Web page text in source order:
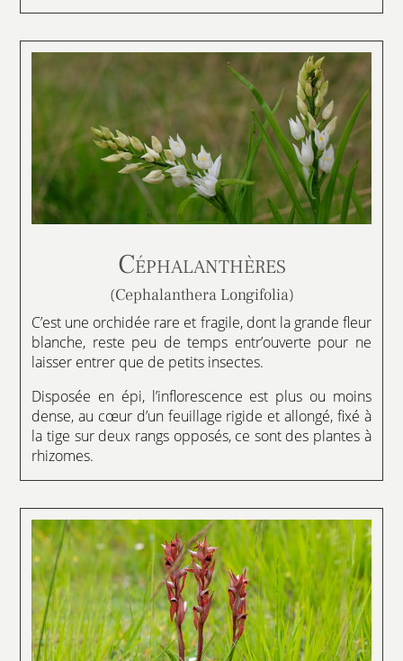
Céphalanthères
(Cephalanthera Longifolia)
C’est une orchidée rare et fragile, dont la grande fleur
blanche, reste peu de temps entr’ouverte pour ne
laisser entrer que de petits insectes.
Disposée en épi, l’inflorescence est plus ou moins
dense, au cœur d’un feuillage rigide et allongé, fixé à
la tige sur deux rangs opposés, ce sont des plantes à
rhizomes.